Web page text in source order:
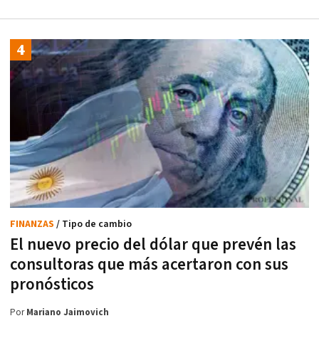
El nuevo precio del dólar que prevén las
consultoras que más acertaron con sus
pronósticos
FINANZAS / Tipo de cambio
PorMariano Jaimovich